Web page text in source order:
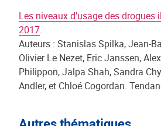
Les niveaux d’usage des drogues
2017.
Auteurs : Stanislas Spilka, Jean-
Olivier Le Nezet, Eric Janssen,
Philippon, Jalpa Shah, Sandra
Andler, et Chloé Cogordan.